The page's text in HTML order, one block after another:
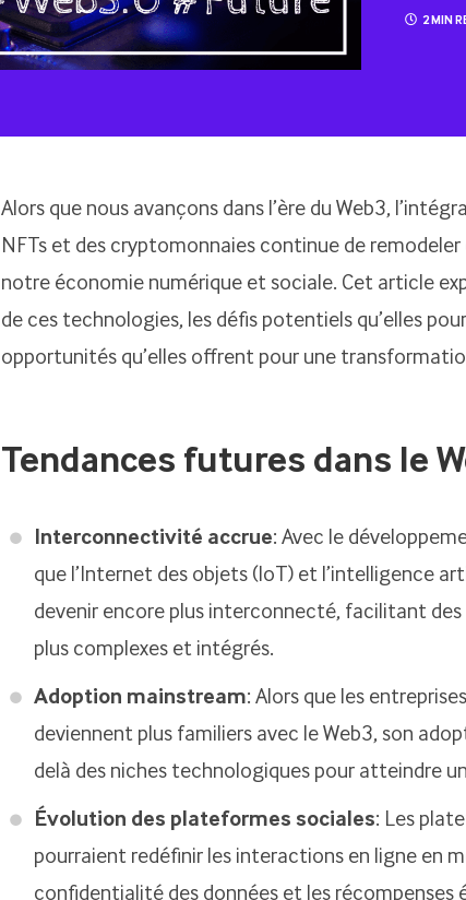
2 MIN
Alors que nous avançons dans l’ère du Web3,
NFTs et des cryptomonnaies continue de
notre économie numérique et sociale. Cet article
de ces technologies, les défis potentiels qu’elles
opportunités qu’elles offrent pour une
Tendances futures dans le
Interconnectivité accrue: Avec le
que l’Internet des objets (IoT) et l’intelligence
devenir encore plus interconnecté, facilitant
plus complexes et intégrés.
Adoption mainstream: Alors que les
deviennent plus familiers avec le Web3, son
delà des niches technologiques pour atteindre
Évolution des plateformes sociales: Les
pourraient redéfinir les interactions en ligne en
confidentialité des données et les récompenses